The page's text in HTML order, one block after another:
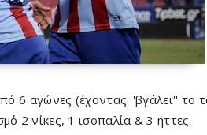
6 αγώνες (έχοντας ''βγάλει'' το
2 νίκες, 1 ισοπαλία & 3 ήττες.